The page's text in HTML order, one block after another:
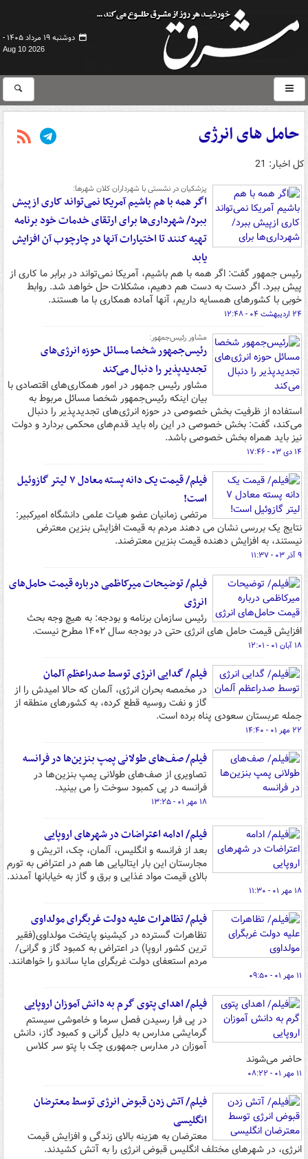
دوشنبه ۱۹ مرداد ۱۴۰۵ -
Aug 10 2026
حامل های انرژی
کل اخبار: 21
پزشکیان در نشستی با شهرداران کلان شهرها:
اگر همه با هم باشیم آمریکا نمی‌تواند کاری ازپیش
ببرد/ شهرداری‌ها برای ارتقای خدمات خود برنامه
تهیه کنند تا اختیارات آنها در چارچوب آن افزایش
یابد
رئیس جمهور گفت:‌ اگر همه با هم باشیم، آمریکا نمی‌تواند در برابر ما کاری از
پیش ببرد. اگر دست به دست هم دهیم، مشکلات حل خواهد شد. روابط
خوبی با کشورهای همسایه داریم، آنها آماده همکاری با ما هستند.
۲۴ اردیبهشت ۰۴ - ۱۲:۴۸
مشاور رئیس‌جمهور:
رئیس‌جمهور شخصا مسائل حوزه انرژی‌های
تجدیدپذیر را دنبال می‌کند
مشاور رئیس جمهور در امور همکاری‌های اقتصادی با
بیان اینکه رئیس‌جمهور شخصا مسائل مربوط به
استفاده از ظرفیت بخش خصوصی در حوزه انرژی‌های تجدیدپذیر را دنبال
می‌کند، گفت: بخش خصوصی در این راه باید قدم‌های محکمی بردارد و دولت
نیز باید همراه بخش خصوصی باشد.
۱۴ دی ۰۳ - ۱۷:۴۶
فیلم/ قیمت یک دانه پسته معادل ۷ لیتر گازوئیل
است!
مرتضی زمانیان عضو هیات علمی دانشگاه امیرکبیر:
نتایج یک بررسی نشان می دهند مردم به قیمت افزایش بنزین معترض
نیستند، به افزایش دهنده قیمت بنزین معترضند.
۹ آذر ۰۳ - ۱۱:۳۷
فیلم/ توضیحات میرکاظمی درباره قیمت حامل‌های
انرژی
رئیس سازمان برنامه و بودجه: به هیچ وجه بحث
افزایش قیمت حامل های انرژی حتی در بودجه سال ۱۴۰۲ مطرح نیست.
۱۸ آبان ۰۱ - ۱۲:۰۱
فیلم/ گدایی انرژی توسط صدراعظم آلمان
در مخمصه بحران انرژی، آلمان که حالا امیدش را از
گاز و نفت روسیه قطع کرده، به کشورهای منطقه از
جمله عربستان سعودی پناه برده است.
۲۲ مهر ۰۱ - ۱۴:۴۰
فیلم/ صف‌های طولانی پمپ بنزین‌ها در فرانسه
تصاویری از صف‌های طولانی پمپ بنزین‌ها در
فرانسه در پی کمبود سوخت را می بینید.
۱۸ مهر ۰۱ - ۱۳:۲۵
فیلم/ ادامه اعتراضات در شهرهای اروپایی
بعد از فرانسه و انگلیس، آلمان، چک، اتریش و
مجارستان این بار ایتالیایی ها هم در اعتراض به تورم
بالای قیمت مواد غذایی و برق و گاز به خیابانها آمدند.
۱۸ مهر ۰۱ - ۱۱:۳۰
فیلم/ تظاهرات علیه دولت غربگرای مولداوی
تظاهرات گسترده در کیشینو پایتخت مولداوی(فقیر
ترین کشور اروپا) در اعتراض به کمبود گاز و گرانی/
مردم استعفای دولت غربگرای مایا ساندو را خواهانند.
۱۱ مهر ۰۱ - ۰۹:۵۰
فیلم/ اهدای پتوی گرم به دانش آموزان اروپایی
در پی فرا رسیدن فصل سرما و خاموشی سیستم
گرمایشی مدارس به دلیل گرانی و کمبود گاز، دانش
آموزان در مدارس جمهوری چک با پتو سر کلاس
حاضر می‌شوند
۱۱ مهر ۰۱ - ۰۸:۲۲
فیلم/ آتش زدن قبوض انرژی توسط معترضان
انگلیسی‌
معترضان به هزینه بالای زندگی و افزایش قیمت
انرژی، در شهرهای مختلف انگلیس قبوض انرژی را به آتش کشیدند.